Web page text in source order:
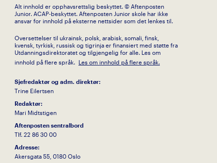
Alt innhold er opphavsrettslig beskyttet. © Aftenposten
Junior. ACAP-beskyttet. Aftenposten Junior skole har ikke
ansvar for innhold på eksterne nettsider som det lenkes til.
Oversettelser til ukrainsk, polsk, arabisk, somali, finsk,
kvensk, tyrkisk, russisk og tigrinja er finansiert med støtte fra
Utdanningsdirektoratet og tilgjengelig for alle. Les om
innhold på flere språk. Les om innhold på flere språk.
Sjefredaktør og adm. direktør:
Trine Eilertsen
Redaktør:
Mari Midtstigen
Aftenposten sentralbord
Tlf. 22 86 30 00
Adresse:
Akersgata 55, 0180 Oslo